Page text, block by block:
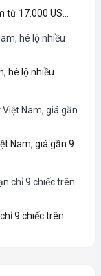
từ 17.000 US...
hé lộ nhiều
Nam, giá gần 9
9 chiếc trên